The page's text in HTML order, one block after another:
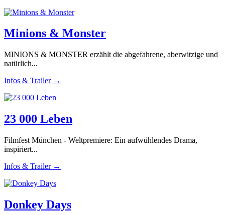
Minions & Monster
MINIONS & MONSTER erzählt die abgefahrene, aberwitzige und
natürlich...
Infos & Trailer →
23 000 Leben
Filmfest München - Weltpremiere: Ein aufwühlendes Drama,
inspiriert...
Infos & Trailer →
Donkey Days